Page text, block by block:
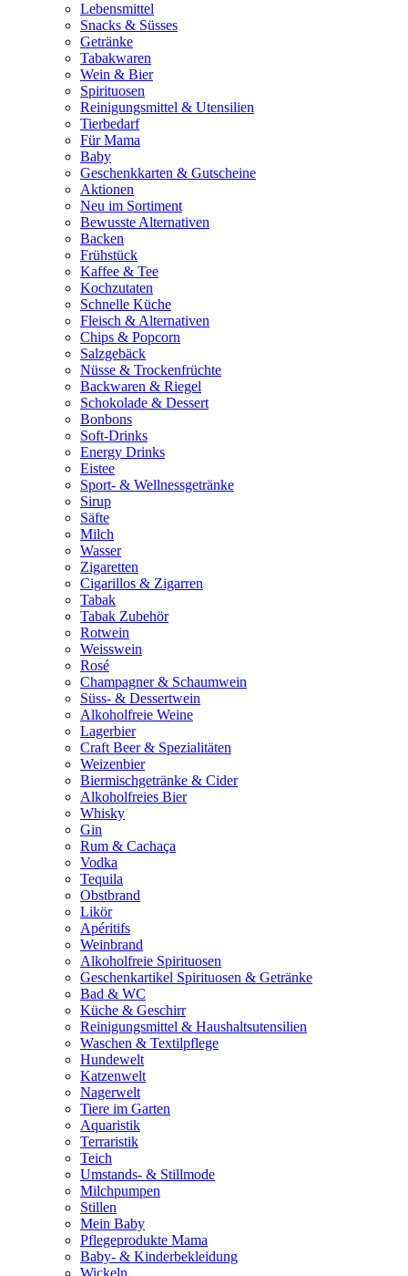
Lebensmittel
Snacks & Süsses
Getränke
Tabakwaren
Wein & Bier
Spirituosen
Reinigungsmittel & Utensilien
Tierbedarf
Für Mama
Baby
Geschenkkarten & Gutscheine
Aktionen
Neu im Sortiment
Bewusste Alternativen
Backen
Frühstück
Kaffee & Tee
Kochzutaten
Schnelle Küche
Fleisch & Alternativen
Chips & Popcorn
Salzgebäck
Nüsse & Trockenfrüchte
Backwaren & Riegel
Schokolade & Dessert
Bonbons
Soft-Drinks
Energy Drinks
Eistee
Sport- & Wellnessgetränke
Sirup
Säfte
Milch
Wasser
Zigaretten
Cigarillos & Zigarren
Tabak
Tabak Zubehör
Rotwein
Weisswein
Rosé
Champagner & Schaumwein
Süss- & Dessertwein
Alkoholfreie Weine
Lagerbier
Craft Beer & Spezialitäten
Weizenbier
Biermischgetränke & Cider
Alkoholfreies Bier
Whisky
Gin
Rum & Cachaça
Vodka
Tequila
Obstbrand
Likör
Apéritifs
Weinbrand
Alkoholfreie Spirituosen
Geschenkartikel Spirituosen & Getränke
Bad & WC
Küche & Geschirr
Reinigungsmittel & Haushaltsutensilien
Waschen & Textilpflege
Hundewelt
Katzenwelt
Nagerwelt
Tiere im Garten
Aquaristik
Terraristik
Teich
Umstands- & Stillmode
Milchpumpen
Stillen
Mein Baby
Pflegeprodukte Mama
Baby- & Kinderbekleidung
Wickeln